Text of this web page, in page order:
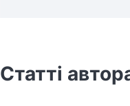
Статті